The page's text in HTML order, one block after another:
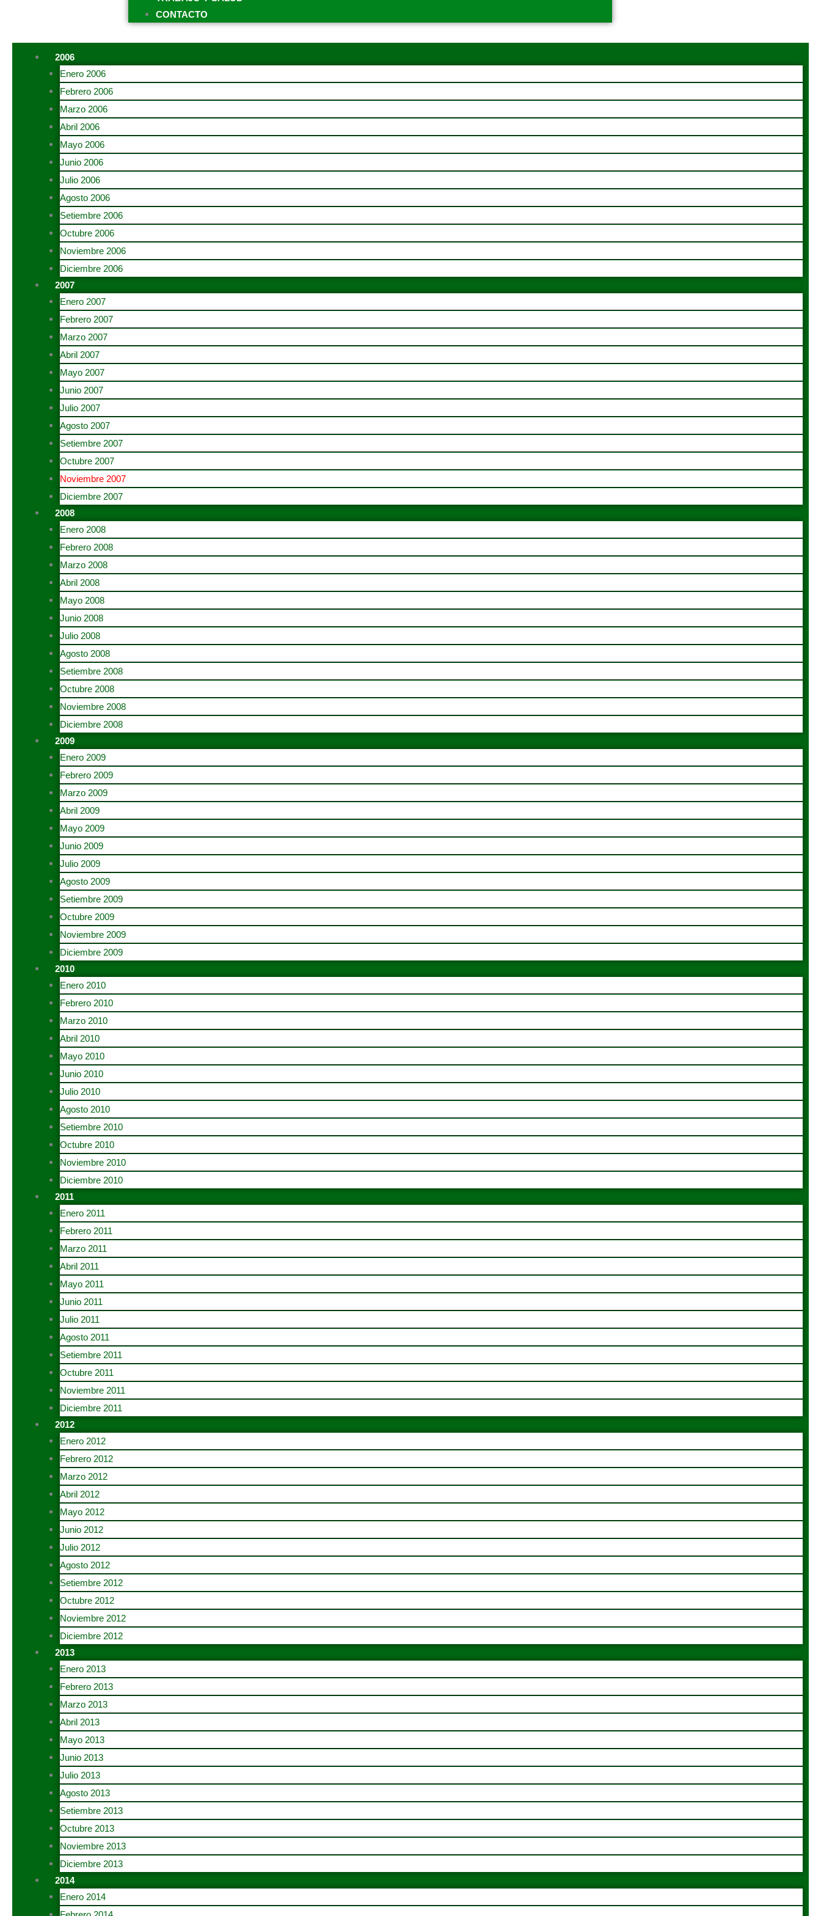
CONTACTO
2006
Enero 2006
Febrero 2006
Marzo 2006
Abril 2006
Mayo 2006
Junio 2006
Julio 2006
Agosto 2006
Setiembre 2006
Octubre 2006
Noviembre 2006
Diciembre 2006
2007
Enero 2007
Febrero 2007
Marzo 2007
Abril 2007
Mayo 2007
Junio 2007
Julio 2007
Agosto 2007
Setiembre 2007
Octubre 2007
Noviembre 2007
Diciembre 2007
2008
Enero 2008
Febrero 2008
Marzo 2008
Abril 2008
Mayo 2008
Junio 2008
Julio 2008
Agosto 2008
Setiembre 2008
Octubre 2008
Noviembre 2008
Diciembre 2008
2009
Enero 2009
Febrero 2009
Marzo 2009
Abril 2009
Mayo 2009
Junio 2009
Julio 2009
Agosto 2009
Setiembre 2009
Octubre 2009
Noviembre 2009
Diciembre 2009
2010
Enero 2010
Febrero 2010
Marzo 2010
Abril 2010
Mayo 2010
Junio 2010
Julio 2010
Agosto 2010
Setiembre 2010
Octubre 2010
Noviembre 2010
Diciembre 2010
2011
Enero 2011
Febrero 2011
Marzo 2011
Abril 2011
Mayo 2011
Junio 2011
Julio 2011
Agosto 2011
Setiembre 2011
Octubre 2011
Noviembre 2011
Diciembre 2011
2012
Enero 2012
Febrero 2012
Marzo 2012
Abril 2012
Mayo 2012
Junio 2012
Julio 2012
Agosto 2012
Setiembre 2012
Octubre 2012
Noviembre 2012
Diciembre 2012
2013
Enero 2013
Febrero 2013
Marzo 2013
Abril 2013
Mayo 2013
Junio 2013
Julio 2013
Agosto 2013
Setiembre 2013
Octubre 2013
Noviembre 2013
Diciembre 2013
2014
Enero 2014